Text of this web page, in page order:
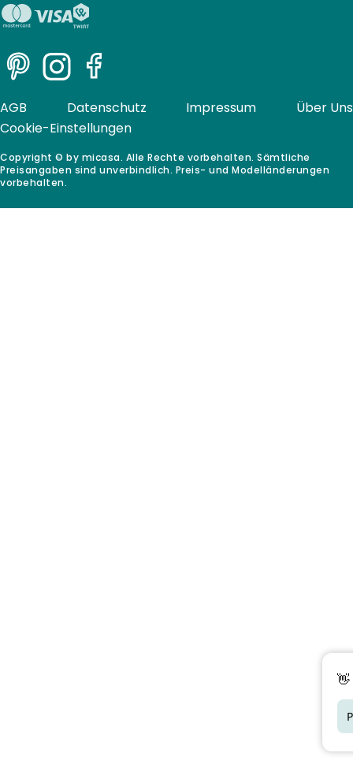
PinterestInstagramFacebook
Copyright © by micasa. Alle Rechte vorbehalten. Sämtliche
Preisangaben sind unverbindlich. Preis- und Modelländerungen
vorbehalten.
AGB Datenschutz Impressum
Über Uns
Cookie-Einstellungen